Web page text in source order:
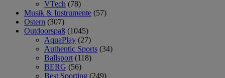
VTech (78)
Musik & Instrumente (57)
Ostern (307)
Outdoorspaß (1045)
AquaPlay (27)
Authentic Sports (34)
Ballsport (118)
BERG (56)
Best Sporting (249)